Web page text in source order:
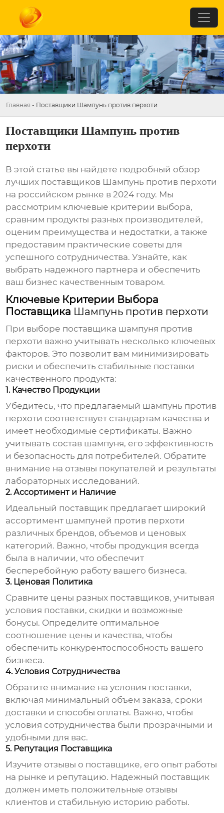
Главная - Поставщики Шампунь против перхоти
Поставщики Шампунь против
перхоти
В этой статье вы найдете подробный обзор
лучших поставщиков Шампунь против перхоти
на российском рынке в 2024 году. Мы
рассмотрим ключевые критерии выбора,
сравним продукты разных производителей,
оценим преимущества и недостатки, а также
предоставим практические советы для
успешного сотрудничества. Узнайте, как
выбрать надежного партнера и обеспечить
ваш бизнес качественным товаром.
Ключевые Критерии Выбора
Поставщика Шампунь против перхоти
При выборе поставщика шампуня против
перхоти важно учитывать несколько ключевых
факторов. Это позволит вам минимизировать
риски и обеспечить стабильные поставки
качественного продукта:
1. Качество Продукции
Убедитесь, что предлагаемый шампунь против
перхоти соответствует стандартам качества и
имеет необходимые сертификаты. Важно
учитывать состав шампуня, его эффективность
и безопасность для потребителей. Обратите
внимание на отзывы покупателей и результаты
лабораторных исследований.
2. Ассортимент и Наличие
Идеальный поставщик предлагает широкий
ассортимент шампуней против перхоти
различных брендов, объемов и ценовых
категорий. Важно, чтобы продукция всегда
была в наличии, что обеспечит
бесперебойную работу вашего бизнеса.
3. Ценовая Политика
Сравните цены разных поставщиков, учитывая
условия поставки, скидки и возможные
бонусы. Определите оптимальное
соотношение цены и качества, чтобы
обеспечить конкурентоспособность вашего
бизнеса.
4. Условия Сотрудничества
Обратите внимание на условия поставки,
включая минимальный объем заказа, сроки
доставки и способы оплаты. Важно, чтобы
условия сотрудничества были прозрачными и
удобными для вас.
5. Репутация Поставщика
Изучите отзывы о поставщике, его опыт работы
на рынке и репутацию. Надежный поставщик
должен иметь положительные отзывы
клиентов и стабильную историю работы.